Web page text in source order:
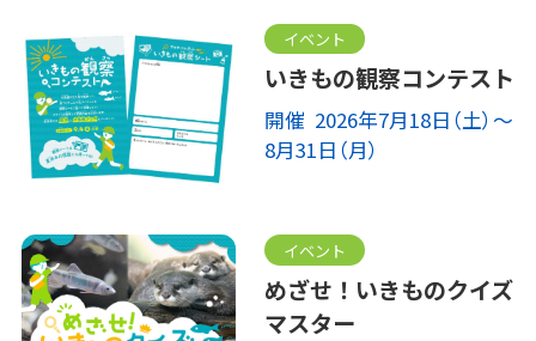
イベント
いきもの観察コンテスト
開催 2026年7月18日（土）～
8月31日（月）
イベント
めざせ！いきものクイズ
マスター